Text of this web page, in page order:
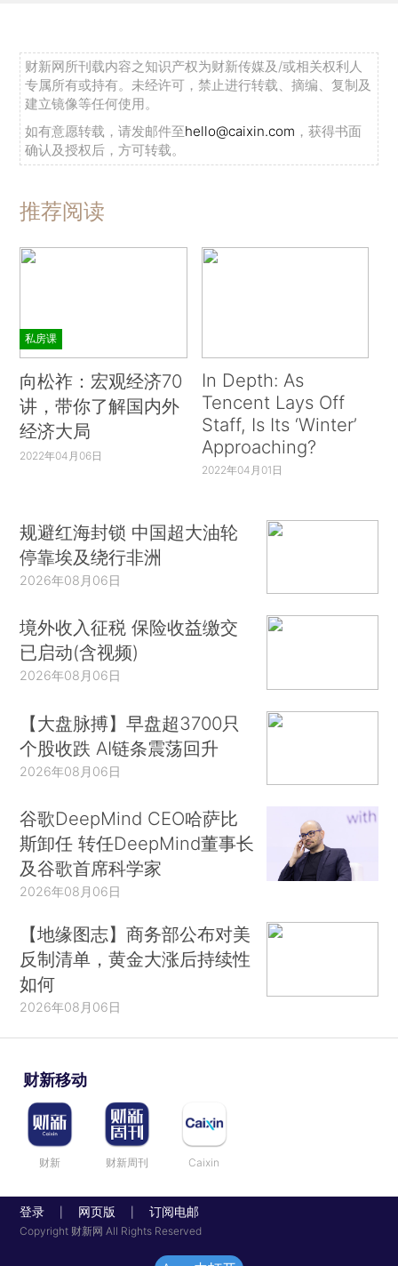
财新网所刊载内容之知识产权为财新传媒及/或相关权利人
专属所有或持有。未经许可，禁止进行转载、摘编、复制及
建立镜像等任何使用。
如有意愿转载，请发邮件至hello@caixin.com ，获得书面
确认及授权后，方可转载。
推荐阅读
私房课
向松祚：宏观经济70
讲，带你了解国内外
经济大局
2022年04月06日
In Depth: As
Tencent Lays Off
Staff, Is Its ‘Winter’
Approaching?
2022年04月01日
规避红海封锁 中国超大油轮
停靠埃及绕行非洲
2026年08月06日
境外收入征税 保险收益缴交
已启动(含视频)
2026年08月06日
【大盘脉搏】早盘超3700只
个股收跌 AI链条震荡回升
2026年08月06日
谷歌DeepMind CEO哈萨比
斯卸任 转任DeepMind董事长
及谷歌首席科学家
2026年08月06日
【地缘图志】商务部公布对美
反制清单，黄金大涨后持续性
如何
2026年08月06日
财新移动
财新 财新周刊 Caixin
登录 网页版 订阅电邮
Copyright 财新网 All Rights Reserved